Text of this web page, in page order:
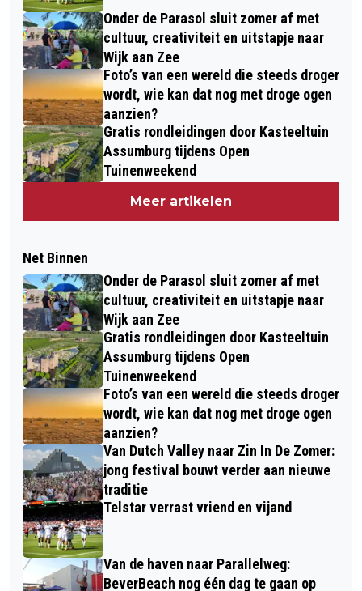
Onder de Parasol sluit zomer af met
cultuur, creativiteit en uitstapje naar
Wijk aan Zee
Foto’s van een wereld die steeds droger
wordt, wie kan dat nog met droge ogen
aanzien?
Gratis rondleidingen door Kasteeltuin
Assumburg tijdens Open
Tuinenweekend
Meer artikelen
Net Binnen
Onder de Parasol sluit zomer af met
cultuur, creativiteit en uitstapje naar
Wijk aan Zee
Gratis rondleidingen door Kasteeltuin
Assumburg tijdens Open
Tuinenweekend
Foto’s van een wereld die steeds droger
wordt, wie kan dat nog met droge ogen
aanzien?
Van Dutch Valley naar Zin In De Zomer:
jong festival bouwt verder aan nieuwe
traditie
Telstar verrast vriend en vijand
Van de haven naar Parallelweg:
BeverBeach nog één dag te gaan op